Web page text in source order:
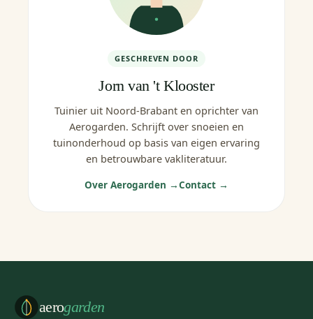
GESCHREVEN DOOR
Jorn van 't Klooster
Tuinier uit Noord-Brabant en oprichter van
Aerogarden. Schrijft over snoeien en
tuinonderhoud op basis van eigen ervaring
en betrouwbare vakliteratuur.
Over Aerogarden →Contact →
aerogarden